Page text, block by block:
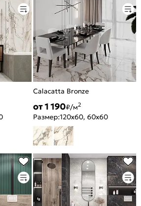
Calacatta Bronze
от 1 190₽/м2
Размер:120x60, 60x60